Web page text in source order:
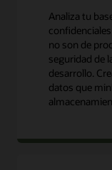
Analiza tu
no son de
seguridad de
desarrollo.
datos que